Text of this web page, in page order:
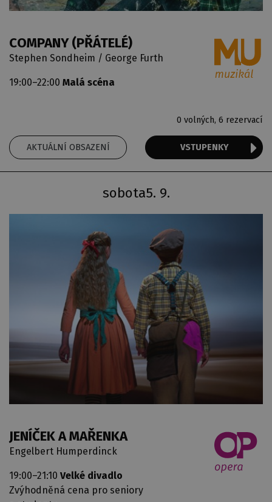
COMPANY (PŘÁTELÉ)
Stephen Sondheim / George Furth
19:00–22:00 Malá scéna
0 volných, 6 rezervací
AKTUÁLNÍ OBSAZENÍ VSTUPENKY
5. 9.
sobota
JENÍČEK A MAŘENKA
Engelbert Humperdinck
19:00–21:10 Velké divadlo
Zvýhodněná cena pro seniory